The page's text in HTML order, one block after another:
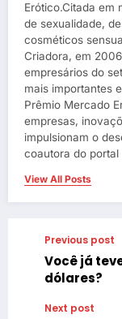
Erótico.Citada em
de sexualidade,
cosméticos
Criadora, em
empresários do
mais importantes
Prêmio Mercado
empresas,
impulsionam o
coautora do
View All Posts
Previous post
Você já
dólares?
Next post